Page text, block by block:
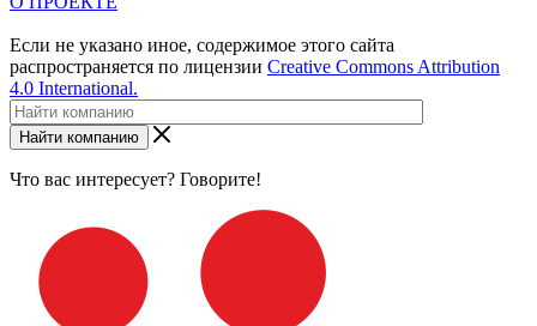
Если не указано иное, содержимое этого сайта
распространяется по лицензии Creative Commons Attribution
4.0 International.
Найти компанию
Что вас интересует? Говорите!